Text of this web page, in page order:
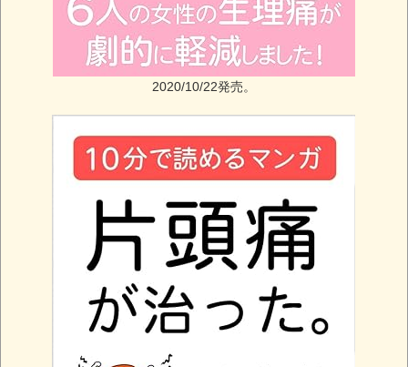
2020/10/22発売。